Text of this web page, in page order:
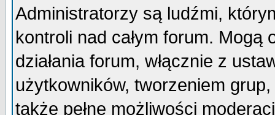
Administratorzy są ludźmi,
kontroli nad całym forum.
działania forum, włącznie z
użytkowników, tworzeniem
także pełne możliwości